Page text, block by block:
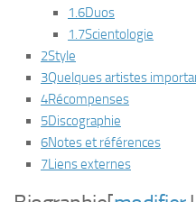
1.6Duos
1.7Scientologie
2Style
3Quelques artistes
4Récompenses
5Discographie
6Notes et références
7Liens externes